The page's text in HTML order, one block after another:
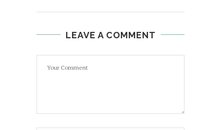
LEAVE A COMMENT